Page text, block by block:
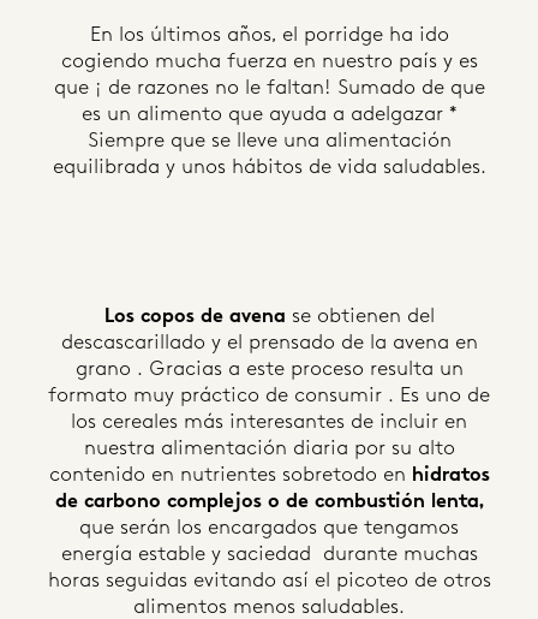
En los últimos años, el porridge ha ido
cogiendo mucha fuerza en nuestro país y es
que ¡ de razones no le faltan! Sumado de que
es un alimento que ayuda a adelgazar *
Siempre que se lleve una alimentación
equilibrada y unos hábitos de vida saludables.
Los copos de avena se obtienen del
descascarillado y el prensado de la avena en
grano . Gracias a este proceso resulta un
formato muy práctico de consumir . Es uno de
los cereales más interesantes de incluir en
nuestra alimentación diaria por su alto
contenido en nutrientes sobretodo en hidratos
de carbono complejos o de combustión lenta,
que serán los encargados que tengamos
energía estable y saciedad durante muchas
horas seguidas evitando así el picoteo de otros
alimentos menos saludables.